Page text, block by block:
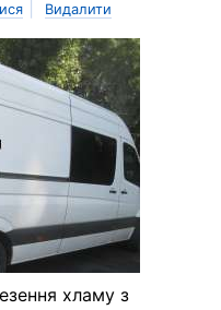
Видалити
хламу з